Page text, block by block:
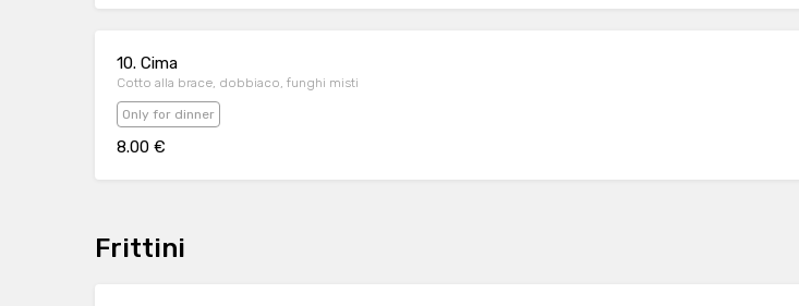
10. Cima
Cotto alla brace, dobbiaco, funghi misti
Only for dinner
8.00 €
Frittini